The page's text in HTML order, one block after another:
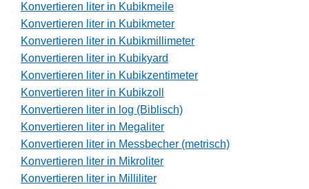
Konvertieren liter in Kubikmeile
Konvertieren liter in Kubikmeter
Konvertieren liter in Kubikmillimeter
Konvertieren liter in Kubikyard
Konvertieren liter in Kubikzentimeter
Konvertieren liter in Kubikzoll
Konvertieren liter in log (Biblisch)
Konvertieren liter in Megaliter
Konvertieren liter in Messbecher (metrisch)
Konvertieren liter in Mikroliter
Konvertieren liter in Milliliter